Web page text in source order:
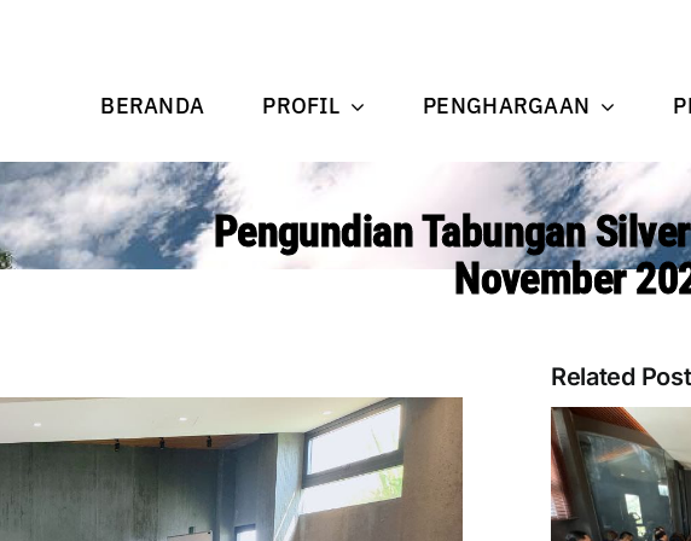
BERANDA PROFIL PENGHARGAAN
Pengundian Tabungan
November
Related